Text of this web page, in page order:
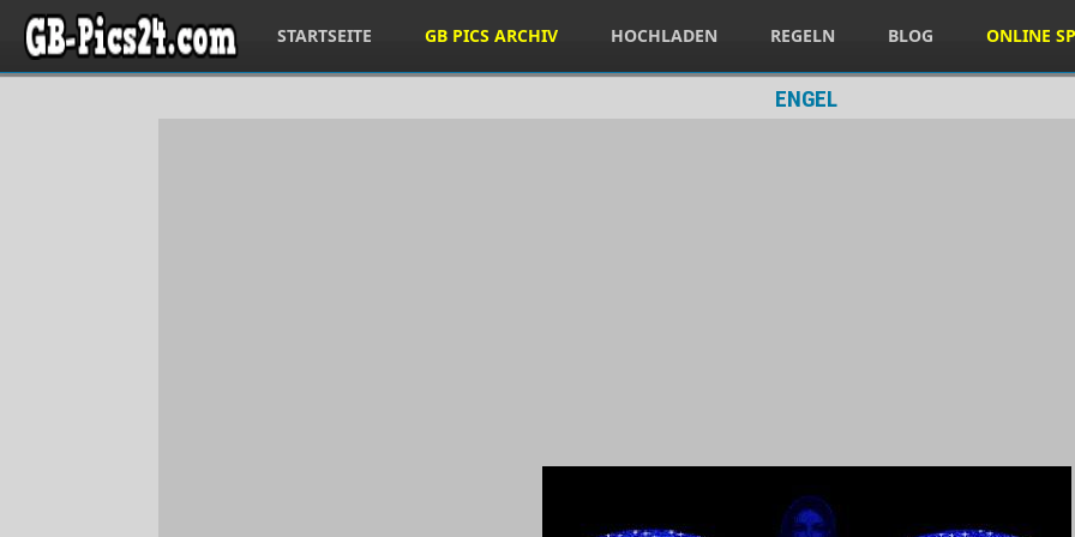
STARTSEITE GB PICS ARCHIV HOCHLADEN REGELN BLOG ONLINE
ENGEL